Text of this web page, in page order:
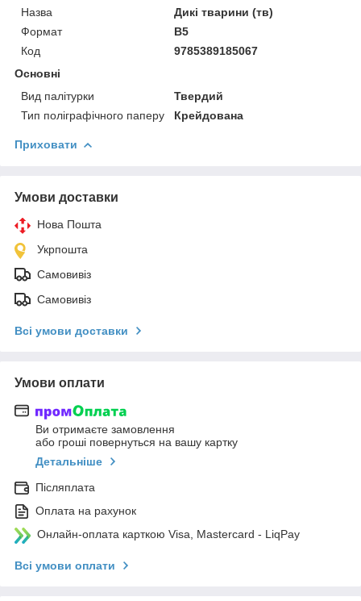
Назва
Дикі тварини (тв)
Формат
В5
Код
9785389185067
Основні
Вид палітурки
Твердий
Тип поліграфічного паперу
Крейдована
Приховати
Умови доставки
Нова Пошта
Укрпошта
Самовивіз
Самовивіз
Всі умови доставки
Умови оплати
Ви отримаєте замовлення
або гроші повернуться на вашу картку
Детальніше
Післяплата
Оплата на рахунок
Онлайн-оплата карткою Visa, Mastercard - LiqPay
Всі умови оплати